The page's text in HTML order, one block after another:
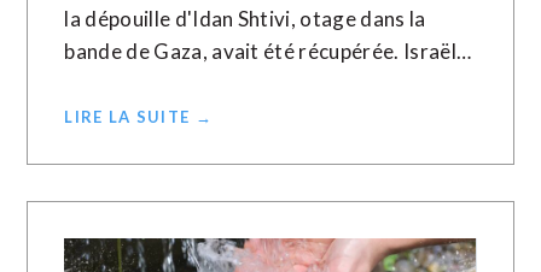
la dépouille d'Idan Shtivi, otage dans la
bande de Gaza, avait été récupérée. Israël…
LIRE LA SUITE →